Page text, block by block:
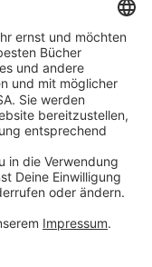
innerhalb
Deutschlands